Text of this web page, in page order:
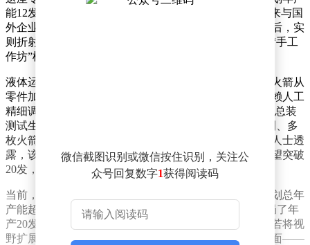
能12发被部分网友质疑“批量制造”的含金量，甚至被拿来与国
外企业单周数十次的发射频率对比。然而，这场争议背后，实
则折射出中国商业航天正在经历的产业变革——从传统“手工
作坊”模式向现代化流水线生产的跨越。
液体运载火箭的制造绝非简单工程。传统模式下，一枚火箭从
零件加工到总装出厂往往需要数年时间，每个环节都依赖人工
精细调试，类似“高级定制”。而中科宇航采用的“脉动式总装
测试生产线”，通过多工位并行作业、关键部件批量预制、多
枚火箭同步组装的方式，将生产周期大幅压缩。据业内人士透
露，该产线目前处于磨合阶段，待流程优化后年产能有望突破
20发，而这一数字仅是中国商业航天版图中的一角。
当前，国内民营火箭企业已建成至少15个生产基地，规划总年
产能超过280发。星际荣耀、蓝箭航天等头部企业均布局了年
产20发以上的基地，部分产线甚至具备更高弹性空间。若将视
野扩展至整个行业，单座工厂12发的产能争议便显得片面——
微信截图识别或微信按住识别，关注公
众号回复数字1获得阅读码